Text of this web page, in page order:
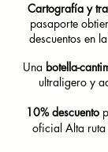
Cartografía y
pasaporte
descuentos en
Una botella-
ultraligero y
10% descuento
oficial Alta